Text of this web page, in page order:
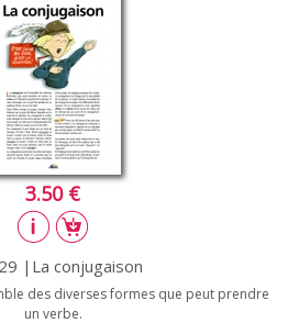
3.50 €
|La conjugaison
des diverses formes que peut prendre
un verbe.